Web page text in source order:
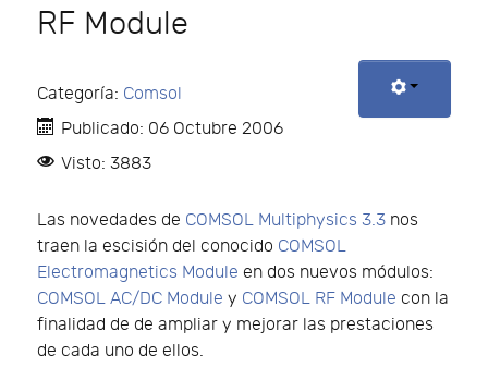
RF Module
Categoría: Comsol
Publicado: 06 Octubre 2006
Visto: 3883
Las novedades de COMSOL Multiphysics 3.3 nos
traen la escisión del conocido COMSOL
Electromagnetics Module en dos nuevos módulos:
COMSOL AC/DC Module y COMSOL RF Module con la
finalidad de de ampliar y mejorar las prestaciones
de cada uno de ellos.